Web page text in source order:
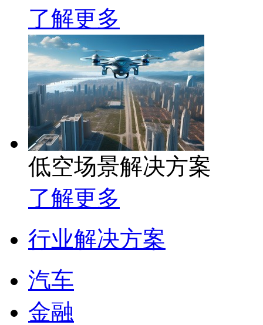
了解更多
低空场景解决方案
了解更多
行业解决方案
汽车
金融